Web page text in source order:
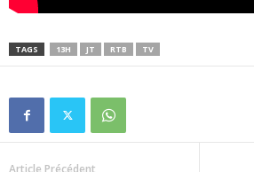
TAGS 13H JT RTB TV
Article Précédent